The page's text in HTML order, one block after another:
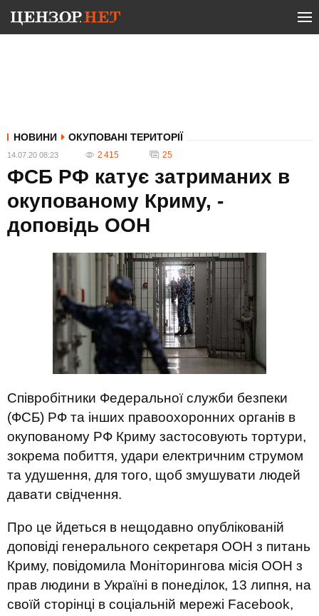
НОВИНИ ОКУПОВАНІ ТЕРИТОРІЇ
14.07.20 08:23 2 415 25
ФСБ РФ катує затриманих в
окупованому Криму, -
доповідь ООН
Співробітники Федеральної служби безпеки
(ФСБ) РФ та інших правоохоронних органів в
окупованому РФ Криму застосовують тортури,
зокрема побиття, удари електричним струмом
та удушення, для того, щоб змушувати людей
давати свідчення.
Про це йдеться в нещодавно опублікованій
доповіді генерального секретаря ООН з питань
Криму, повідомила Моніторингова місія ООН з
прав людини в Україні в понеділок, 13 липня, на
своїй сторінці в соціальній мережі Facebook,